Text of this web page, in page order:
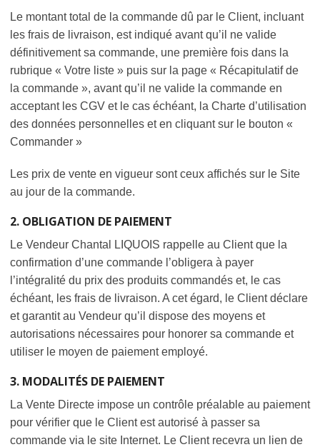
Le montant total de la commande dû par le Client, incluant
les frais de livraison, est indiqué avant qu’il ne valide
définitivement sa commande, une première fois dans la
rubrique « Votre liste » puis sur la page « Récapitulatif de
la commande », avant qu’il ne valide la commande en
acceptant les CGV et le cas échéant, la Charte d’utilisation
des données personnelles et en cliquant sur le bouton «
Commander »
Les prix de vente en vigueur sont ceux affichés sur le Site
au jour de la commande.
2. OBLIGATION DE PAIEMENT
Le Vendeur Chantal LIQUOIS rappelle au Client que la
confirmation d’une commande l’obligera à payer
l’intégralité du prix des produits commandés et, le cas
échéant, les frais de livraison. A cet égard, le Client déclare
et garantit au Vendeur qu’il dispose des moyens et
autorisations nécessaires pour honorer sa commande et
utiliser le moyen de paiement employé.
3. MODALITÉS DE PAIEMENT
La Vente Directe impose un contrôle préalable au paiement
pour vérifier que le Client est autorisé à passer sa
commande via le site Internet. Le Client recevra un lien de